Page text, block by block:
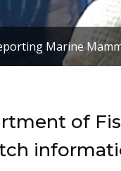
Marine
of